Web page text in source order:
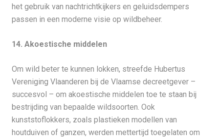
het gebruik van nachtrichtkijkers en geluidsdempers
passen in een moderne visie op wildbeheer.
14. Akoestische middelen
Om wild beter te kunnen lokken, streefde Hubertus
Vereniging Vlaanderen bij de Vlaamse decreetgever –
succesvol – om akoestische middelen toe te staan bij
bestrijding van bepaalde wildsoorten. Ook
kunststoflokkers, zoals plastieken modellen van
houtduiven of ganzen, werden mettertijd toegelaten om